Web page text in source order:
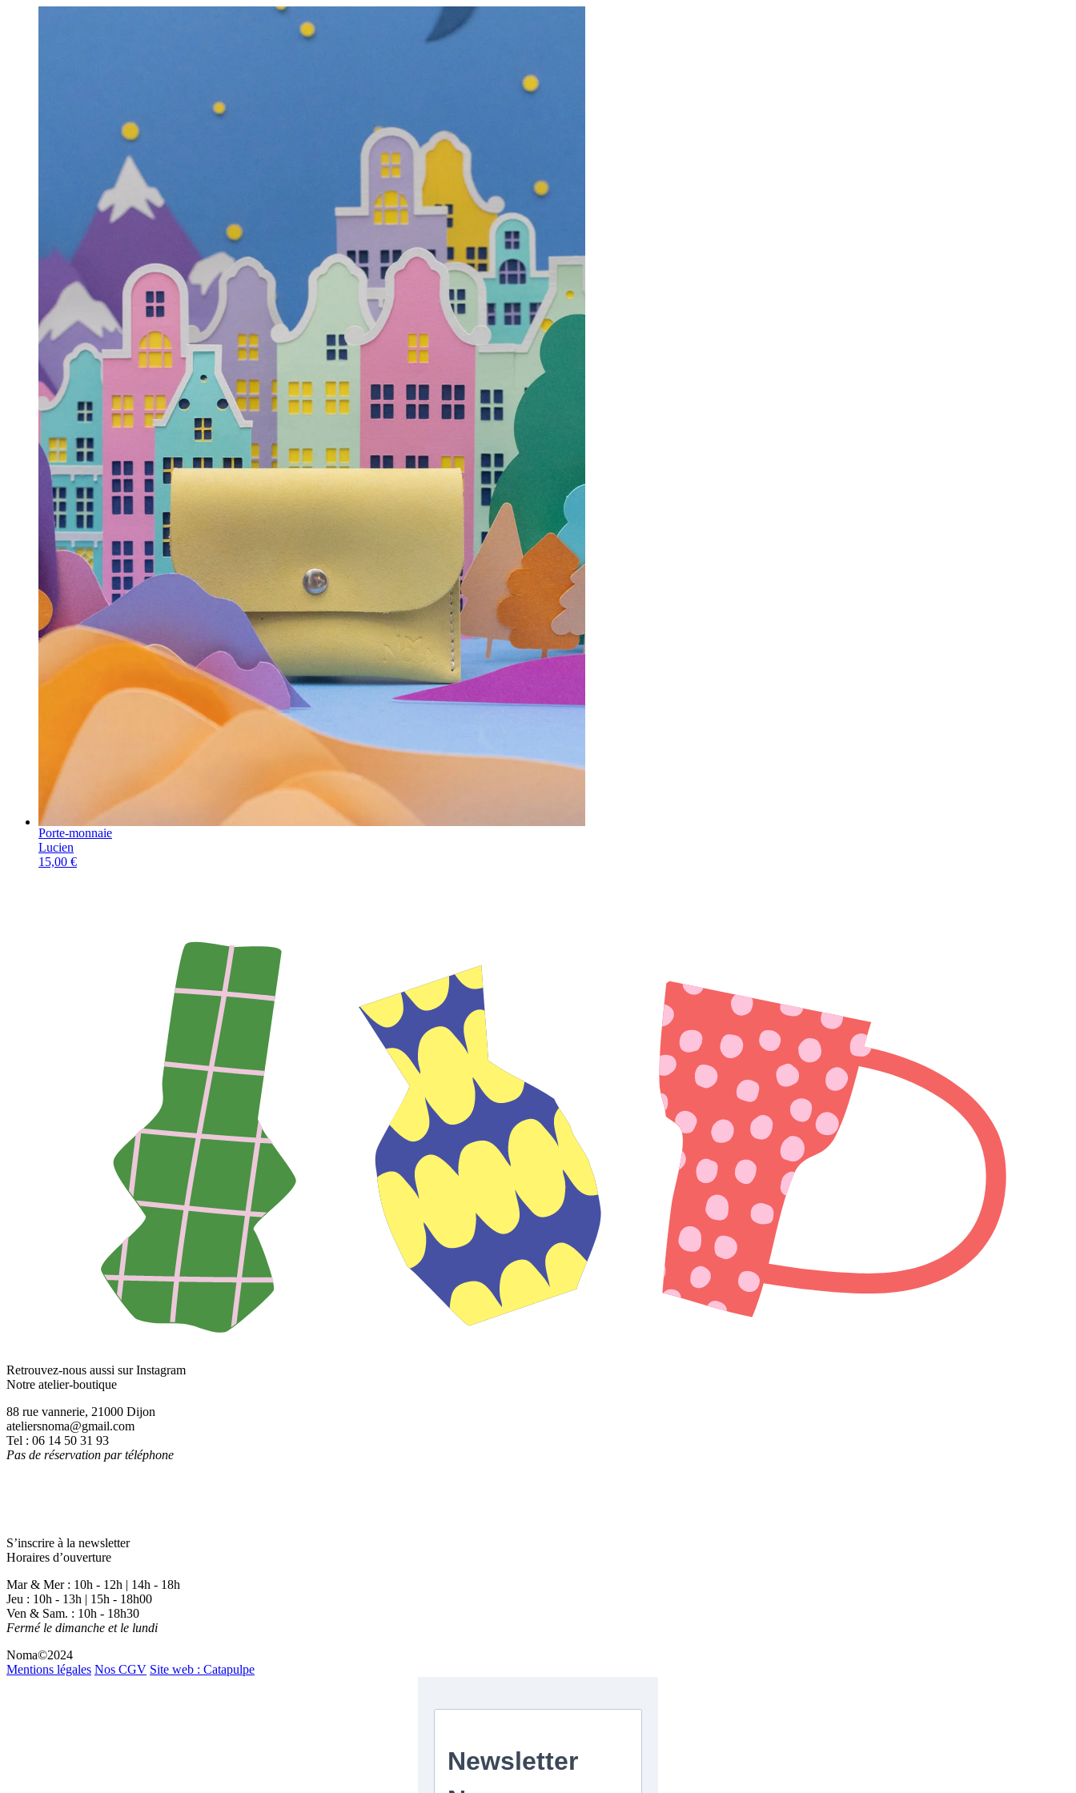
Porte-monnaie
Lucien
15,00 €
Retrouvez-nous aussi sur Instagram
Notre atelier-boutique
88 rue vannerie, 21000 Dijon
ateliersnoma@gmail.com
Tel : 06 14 50 31 93
Pas de réservation par téléphone
S’inscrire à la newsletter
Horaires d’ouverture
Mar & Mer : 10h - 12h | 14h - 18h
Jeu : 10h - 13h | 15h - 18h00
Ven & Sam. : 10h - 18h30
Fermé le dimanche et le lundi
Noma©2024
Mentions légales Nos CGV Site web : Catapulpe